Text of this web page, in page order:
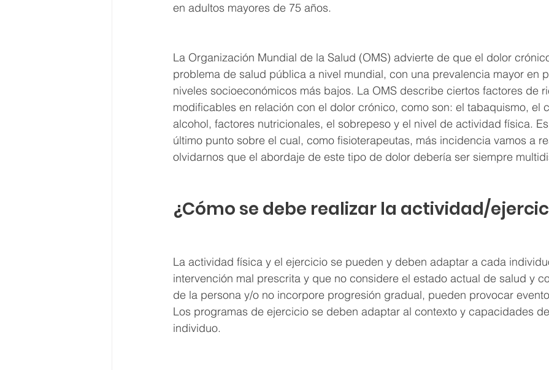
en adultos mayores de 75 años.
La Organización Mundial de la Salud (OMS) advierte de que el dolor
problema de salud pública a nivel mundial, con una prevalencia mayor en
niveles socioeconómicos más bajos. La OMS describe ciertos factores de
modificables en relación con el dolor crónico, como son: el tabaquismo, el
alcohol, factores nutricionales, el sobrepeso y el nivel de actividad física.
último punto sobre el cual, como fisioterapeutas, más incidencia vamos a
olvidarnos que el abordaje de este tipo de dolor debería ser siempre
¿Cómo se debe realizar la actividad/
La actividad física y el ejercicio se pueden y deben adaptar a cada
intervención mal prescrita y que no considere el estado actual de salud y
de la persona y/o no incorpore progresión gradual, pueden provocar
Los programas de ejercicio se deben adaptar al contexto y capacidades
individuo.